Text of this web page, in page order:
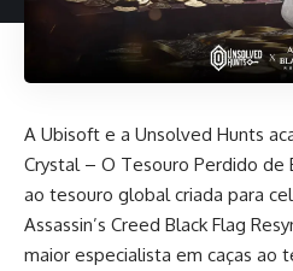
A Ubisoft e a Unsolved Hunts
Crystal – O Tesouro Perdido de
ao tesouro global criada para
Assassin’s Creed Black Flag
maior especialista em caças ao